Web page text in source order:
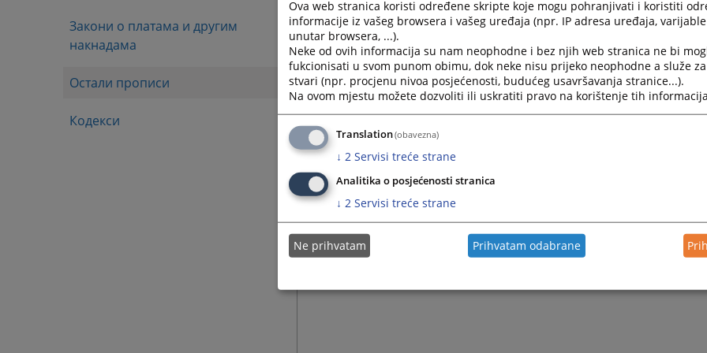
Закони о платама и другим
накнадама
Остали прописи
Кодекси
Правилник о поступку оцјењивања рада носиалца
број 28/24)
Критерији за оцјењивање рада носилаца
Упуства за примјену критерија за оцјењивање рада
Препоруке тужилаштвима за одређивање потребног
Споразум о преношењу одређених одговорности
Ova web stranica koristi određene skripte koje mogu pohranjivati i koristiti
informacije iz vašeg browsera i vašeg uređaja (npr. IP adresa uređaja,
unutar browsera, ...).
Neke od ovih informacija su nam neophodne i bez njih web stranica ne bi
fukcionisati u svom punom obimu, dok neke nisu prijeko neophodne a služe
stvari (npr. procjenu nivoa posjećenosti, budućeg usavršavanja stranice...).
Na ovom mjestu možete dozvoliti ili uskratiti pravo na korištenje tih
Translation(obavezna)
↓ 2 Servisi treće strane
Analitika o posjećenosti stranica
↓ 2 Servisi treće strane
Ne prihvatam Prihvatam odabrane